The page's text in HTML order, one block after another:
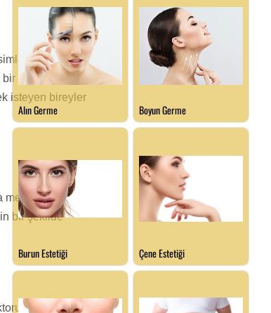
tarafından
çözüm olarak
isteyen bireyler
memnuniyeti
bir şekilde
tecrübesi,